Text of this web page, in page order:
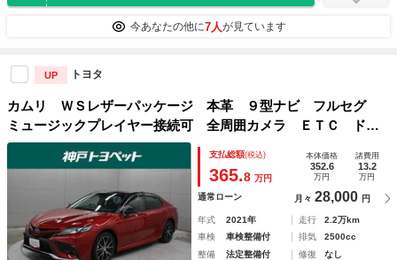
今あなたの他に7人が見ています
UP トヨタ
カムリ ＷＳレザーパッケージ 本革 ９型ナビ フルセグ
ミュージックプレイヤー接続可 全周囲カメラ ＥＴＣ ドラ
レコ シートヒーター パワーシート アクセサリーコンセン
ト ＬＥＤヘッドライト ＢＳＭ ＰＫＳＢ ＴＳＳ ワンオ
支払総額(税込)
365.8 万円
本体価格
352.6
万円
諸費用
13.2
万円
通常ローン 月々 28,000 円
年式 2021年 走行
2.2万km
車検
車検整備付 排気
2500cc
整備
法定整備付 修復
なし